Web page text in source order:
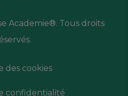
Academie®. Tous droits
des cookies
confidentialité